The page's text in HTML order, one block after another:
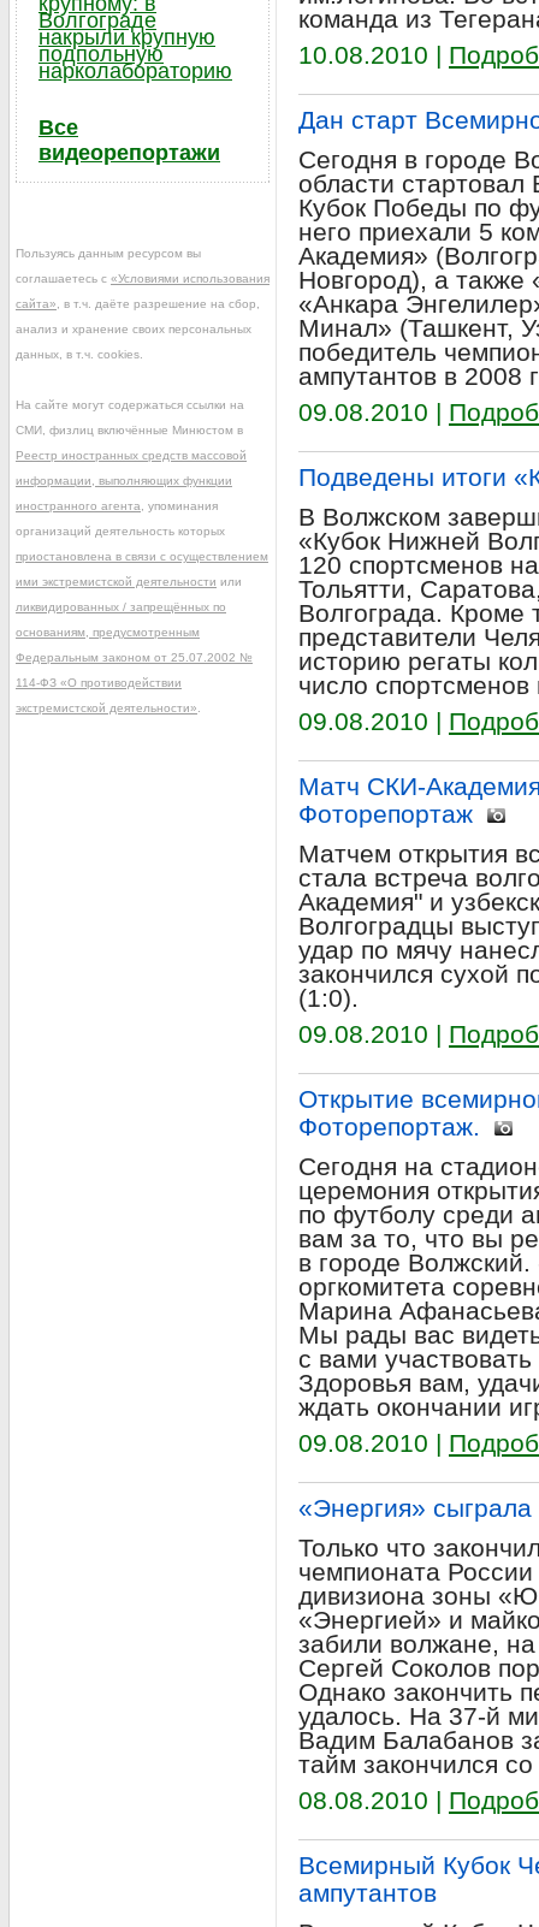
команда из
10.08.2010 |
Дан старт
Сегодня в городе
области
Кубок Победы по
него приехали 5
Академия»
Новгород), а также
«Анкара
Минал» (Ташкент,
победитель
ампутантов в 2008
09.08.2010 |
Подведены итоги
В Волжском
«Кубок Нижней
120 спортсменов
Тольятти,
Волгограда. Кроме
представители
историю регаты
число
09.08.2010 |
Матч СКИ-
Фоторепортаж
Матчем открытия
стала встреча
Академия" и
Волгоградцы
удар по мячу
закончился сухой
(1:0).
09.08.2010 |
Открытие
Фоторепортаж.
Сегодня на
церемония
по футболу среди
вам за то, что вы
в городе Волжский.
оргкомитета
Марина
Мы рады вас
с вами
Здоровья вам,
ждать окончании
09.08.2010 |
«Энергия»
Только что
чемпионата
дивизиона зоны
«Энергией» и
забили волжане,
Сергей Соколов
Однако закончить
удалось. На 37-й
Вадим Балабанов
тайм закончился
08.08.2010 |
Всемирный Кубок
ампутантов
Волгограде
накрыли крупную
подпольную
нарколабораторию
Все
видеорепортажи
Пользуясь данным ресурсом вы
соглашаетесь с «Условиями использования
сайта» , в т.ч. даёте разрешение на сбор,
анализ и хранение своих персональных
данных, в т.ч. cookies.
На сайте могут содержаться ссылки на
СМИ, физлиц включённые Минюстом в
Реестр иностранных средств массовой
информации, выполняющих функции
иностранного агента , упоминания
организаций деятельность которых
приостановлена в связи с осуществлением
ими экстремистской деятельности или
ликвидированных / запрещённых по
основаниям, предусмотренным
Федеральным законом от 25.07.2002 №
114-ФЗ «О противодействии
экстремистской деятельности»